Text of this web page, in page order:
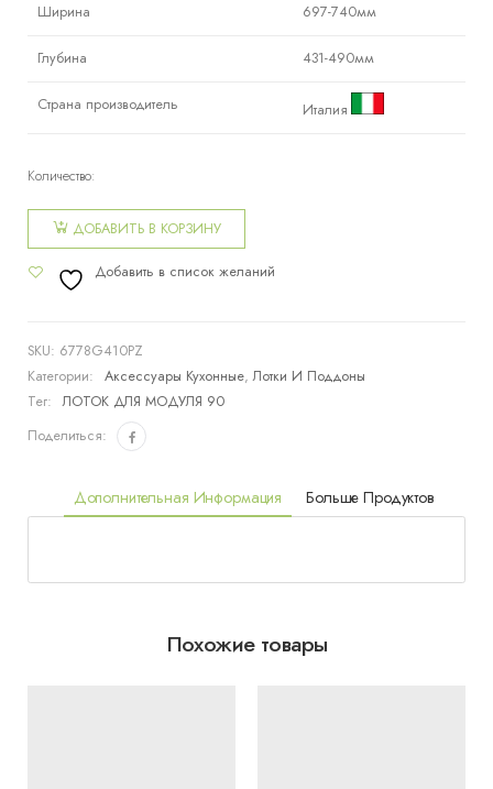
Ширина 697-740мм
Глубина 431-490мм
Страна производитель Италия
Количество:
товара
Лоток Для
Модуля
ДОБАВИТЬ В КОРЗИНУ
Добавить в список желаний
SKU: 6778G410PZ
Категории:
Аксессуары Кухонные,Лотки И Поддоны
Тег:
ЛОТОК ДЛЯ МОДУЛЯ 90
Поделиться:
Дополнительная Информация Больше Продуктов
Похожие товары